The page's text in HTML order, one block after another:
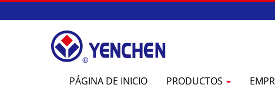
PÁGINA DE INICIO PRODUCTOS